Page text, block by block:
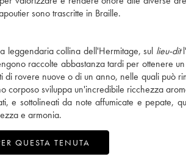
sono trascritte in Braille.
leggendaria collina dell'Hermitage, sul lieu-dit
raccolte abbastanza tardi per ottenere
di rovere nuove o di un anno, nelle quali può
corposo sviluppa un'incredibile ricchezza
e sottolineati da note affumicate e pepate,
e armonia.
QUESTA TENUTA